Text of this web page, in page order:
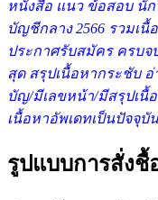
หนังสือ แนว ข้อสอบ นั
บัญชีกลาง 2566 รวมเนื้
ประกาศรับสมัคร ครบจ
สุด สรุปเนื้อหากระชับ อ่
บัญ/มีเลขหน้า/มีสรุปเนื้
เนื้อหาอัพเดทเป็นปัจจุ
รูปแบบการสั่งชื้